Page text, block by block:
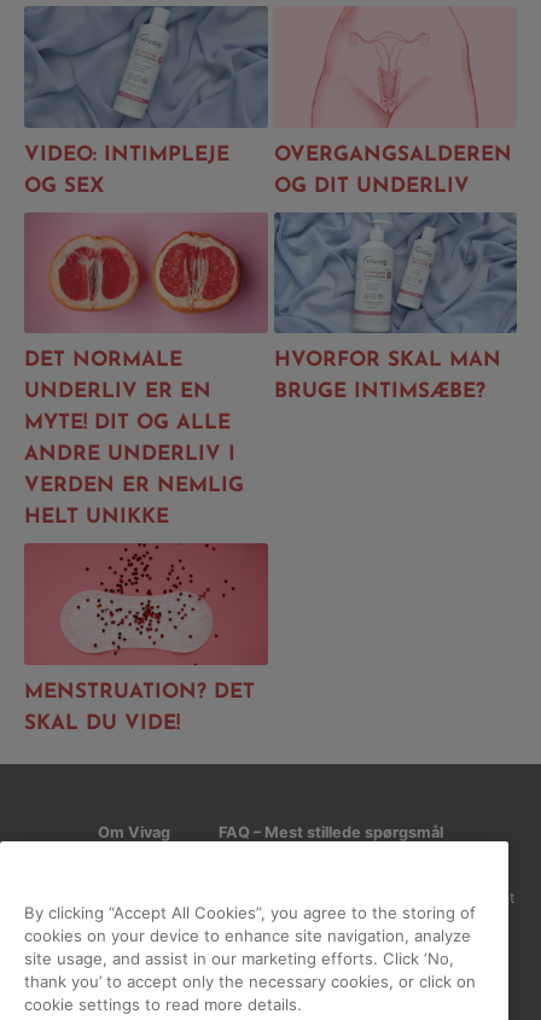
VIDEO: INTIMPLEJE
OG SEX
OVERGANGSALDEREN
OG DIT UNDERLIV
DET NORMALE
UNDERLIV ER EN
MYTE! DIT OG ALLE
ANDRE UNDERLIV I
VERDEN ER NEMLIG
HELT UNIKKE
HVORFOR SKAL MAN
BRUGE INTIMSÆBE?
MENSTRUATION? DET
SKAL DU VIDE!
Om Vivag
FAQ – Mest stillede spørgsmål
Vores hjemmeside placerer cookies på din enhed, hvis du har accepteret
det i indstillingerne i din browser. Cookies bruges til at forbedre
hjemmesiden samt til analyse og interessebaseret reklame.
By clicking “Accept All Cookies”, you agree to the storing of
cookies on your device to enhance site navigation, analyze
site usage, and assist in our marketing efforts. Click ‘No,
thank you’ to accept only the necessary cookies, or click on
cookie settings to read more details.